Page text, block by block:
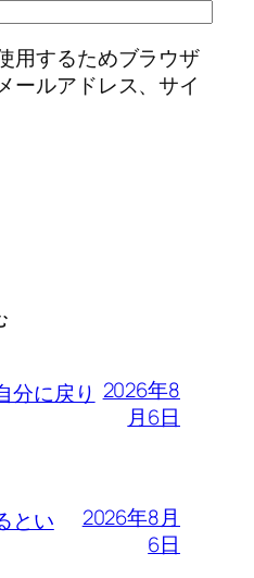
用するためブラウザ
ールアドレス、サイ
分に戻り 2026年8
月6日
とい
2026年8月
6日